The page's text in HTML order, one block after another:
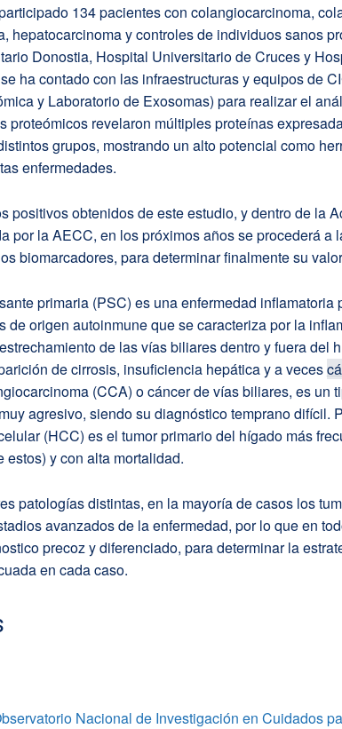
134 pacientes con colangiocarcinoma,
hepatocarcinoma y controles de individuos sanos
Donostia, Hospital Universitario de Cruces y
ha contado con las infraestructuras y equipos de
y Laboratorio de Exosomas) para realizar el
proteómicos revelaron múltiples proteínas
grupos, mostrando un alto potencial como
enfermedades.
positivos obtenidos de este estudio, y dentro de la
por la AECC, en los próximos años se procederá a
biomarcadores, para determinar finalmente su
primaria (PSC) es una enfermedad inflamatoria
de origen autoinmune que se caracteriza por la
de las vías biliares dentro y fuera del
de cirrosis, insuficiencia hepática y a veces
(CCA) o cáncer de vías biliares, es un
agresivo, siendo su diagnóstico temprano difícil.
(HCC) es el tumor primario del hígado más
estos) y con alta mortalidad.
patologías distintas, en la mayoría de casos los
avanzados de la enfermedad, por lo que en
precoz y diferenciado, para determinar la
en cada caso.
Nacional de Investigación en Cuidados